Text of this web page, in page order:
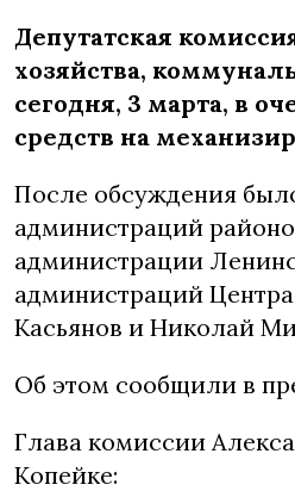
Депутатская
хозяйства,
сегодня, 3 марта, в
средств на
После обсуждения
администраций
администрации
администраций
Касьянов и Николай
Об этом сообщили в
Глава комиссии
Копейке: